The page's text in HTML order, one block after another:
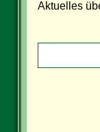
Aktuelles